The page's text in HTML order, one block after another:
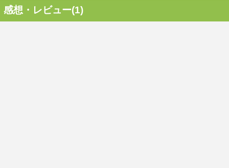
感想・レビュー(1)